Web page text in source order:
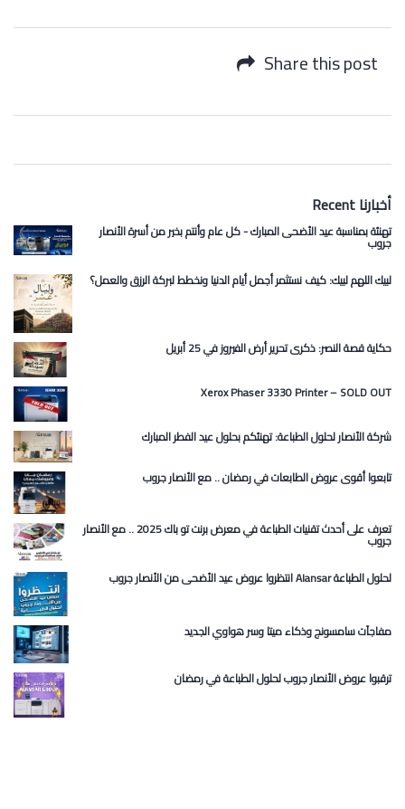
Share this post
Recent أخبارنا
تهنئة بمناسبة عيد الأضحى المبارك - كل عام وأنتم بخير من أسرة الأنصار
جروب
لبيك اللهم لبيك: كيف نستثمر أجمل أيام الدنيا ونخطط لبركة الرزق والعمل؟
حكاية قصة النصر: ذكرى تحرير أرض الفيروز في 25 أبريل
Xerox Phaser 3330 Printer – SOLD OUT
شركة الأنصار لحلول الطباعة: تهنئكم بحلول عيد الفطر المبارك
تابعوا أقوى عروض الطابعات في رمضان .. مع الأنصار جروب
تعرف على أحدث تقنيات الطباعة في معرض برنت تو باك 2025 .. مع الأنصار
جروب
انتظروا عروض عيد الأضحى من الأنصار جروب Alansar لحلول الطباعة
مفاجآت سامسونج وذكاء ميتا وسر هواوي الجديد
ترقبوا عروض الأنصار جروب لحلول الطباعة في رمضان